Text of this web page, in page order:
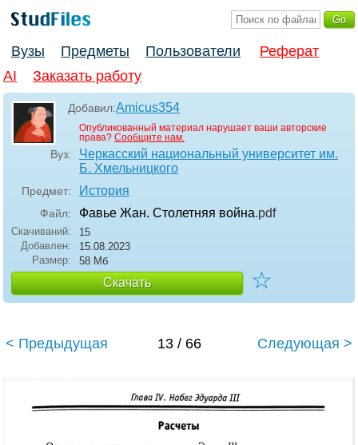
Вузы Предметы Пользователи
Реферат
AI
Заказать работу
Добавил:Amicus354
Опубликованный материал нарушает ваши авторские
права? Сообщите нам.
Вуз:
Черкасский национальный университет им.
Б. Хмельницкого
Предмет: История
Файл: Фавье Жан. Столетняя война.pdf
Скачиваний:
15
Добавлен:
15.08.2023
Размер:
58 Мб
Скачать ☆
< Предыдущая 13 / 66 Следующая >